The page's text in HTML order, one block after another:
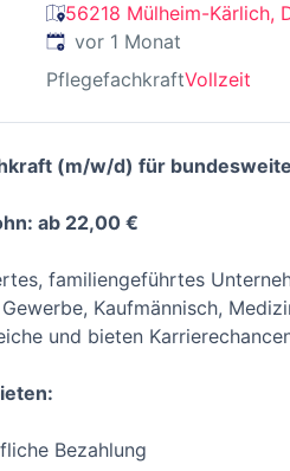
56218 Mülheim-Kärlich,
Veröffentlicht:
vor 1 Monat
PflegefachkraftVollzeit
(m/w/d) für
ab 22,00 €
familiengeführtes
Gewerbe, Kaufmännisch,
und bieten
Bezahlung